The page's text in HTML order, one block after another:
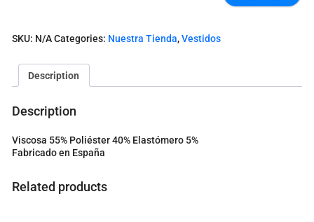
e
o
t
o
a
SKU: N/ACategories: Nuestra Tienda,Vestidos
Description
Description
Viscosa 55% Poliéster 40% Elastómero 5%
Fabricado en España
Related products